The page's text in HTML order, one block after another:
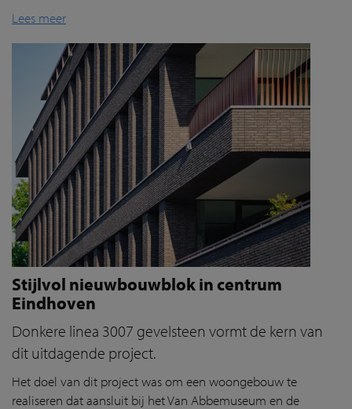
Lees meer
Stijlvol nieuwbouwblok in centrum
Eindhoven
Donkere linea 3007 gevelsteen vormt de kern van
dit uitdagende project.
Het doel van dit project was om een woongebouw te
realiseren dat aansluit bij het Van Abbemuseum en de